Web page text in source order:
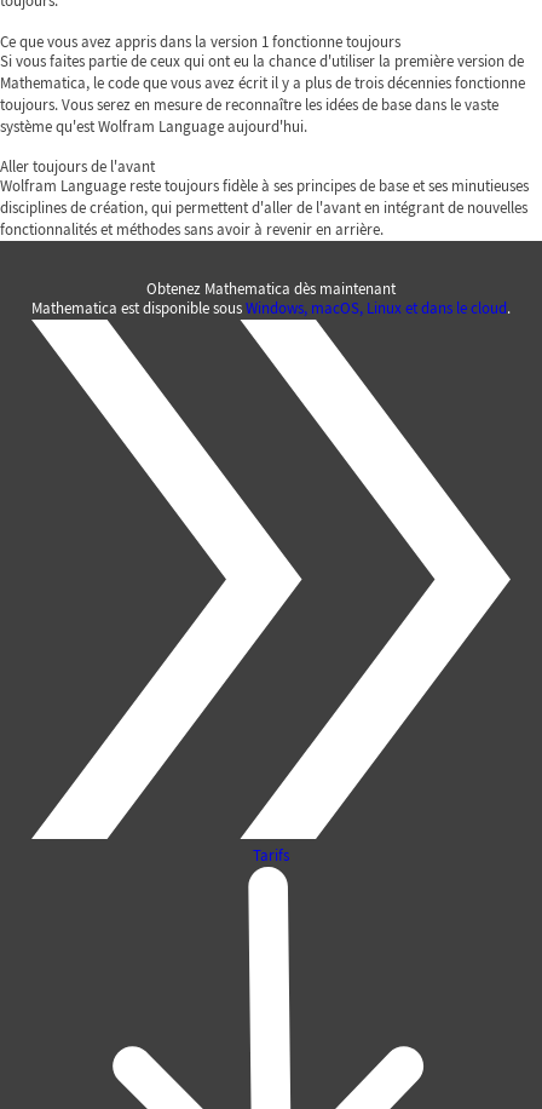
Ce que vous avez appris dans la version 1 fonctionne toujours
Si vous faites partie de ceux qui ont eu la chance d'utiliser la première version de
Mathematica, le code que vous avez écrit il y a plus de trois décennies fonctionne
toujours. Vous serez en mesure de reconnaître les idées de base dans le vaste
système qu'est Wolfram Language aujourd'hui.
Aller toujours de l'avant
Wolfram Language reste toujours fidèle à ses principes de base et ses minutieuses
disciplines de création, qui permettent d'aller de l'avant en intégrant de nouvelles
fonctionnalités et méthodes sans avoir à revenir en arrière.
Obtenez Mathematica dès maintenant
Mathematica est disponible sousWindows, macOS, Linux et dans le cloud.
Tarifs